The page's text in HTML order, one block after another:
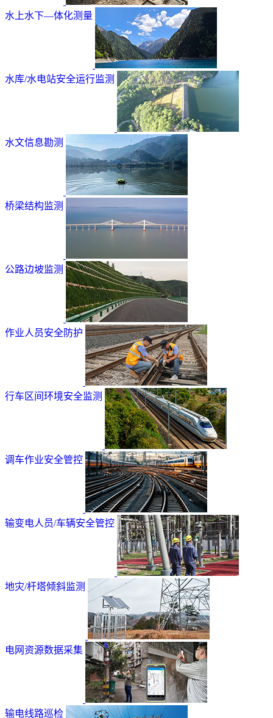
水上水下—体化测量
水库/水电站安全运行监测
水文信息勘测
桥梁结构监测
公路边坡监测
作业人员安全防护
行车区间环境安全监测
调车作业安全管控
输变电人员/车辆安全管控
地灾/杆塔倾斜监测
电网资源数据采集
输电线路巡检